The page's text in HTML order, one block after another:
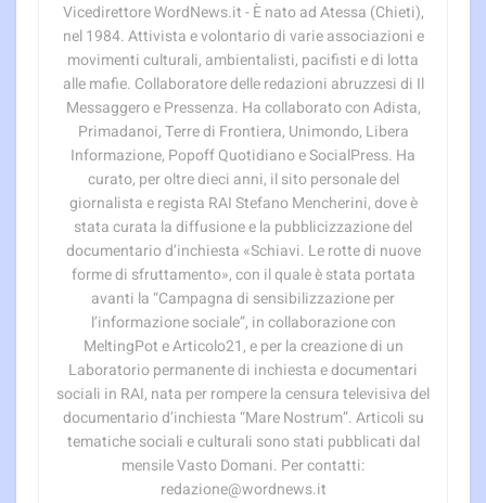
Vicedirettore WordNews.it - È nato ad Atessa (Chieti),
nel 1984. Attivista e volontario di varie associazioni e
movimenti culturali, ambientalisti, pacifisti e di lotta
alle mafie. Collaboratore delle redazioni abruzzesi di Il
Messaggero e Pressenza. Ha collaborato con Adista,
Primadanoi, Terre di Frontiera, Unimondo, Libera
Informazione, Popoff Quotidiano e SocialPress. Ha
curato, per oltre dieci anni, il sito personale del
giornalista e regista RAI Stefano Mencherini, dove è
stata curata la diffusione e la pubblicizzazione del
documentario d’inchiesta «Schiavi. Le rotte di nuove
forme di sfruttamento», con il quale è stata portata
avanti la “Campagna di sensibilizzazione per
l’informazione sociale”, in collaborazione con
MeltingPot e Articolo21, e per la creazione di un
Laboratorio permanente di inchiesta e documentari
sociali in RAI, nata per rompere la censura televisiva del
documentario d’inchiesta “Mare Nostrum”. Articoli su
tematiche sociali e culturali sono stati pubblicati dal
mensile Vasto Domani. Per contatti:
redazione@wordnews.it